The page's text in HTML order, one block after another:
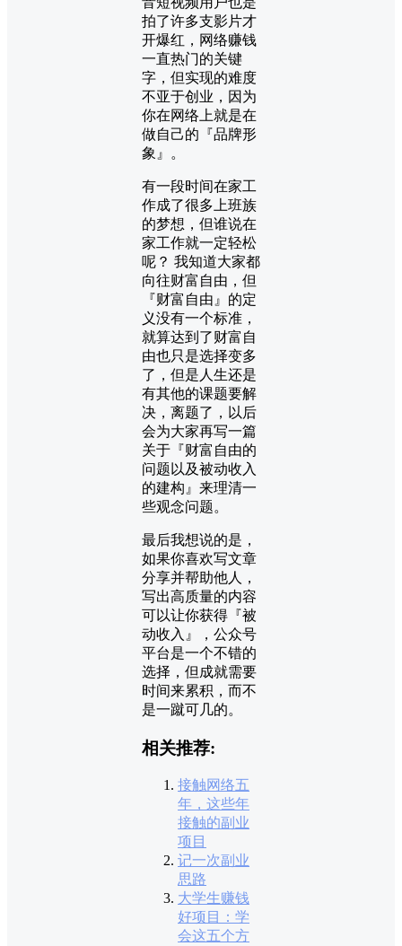
拍了许多支影片才
开爆红，网络赚钱
一直热门的关键
字，但实现的难度
不亚于创业，因为
你在网络上就是在
做自己的『品牌形
象』。
有一段时间在家工
作成了很多上班族
的梦想，但谁说在
家工作就一定轻松
呢？ 我知道大家都
向往财富自由，但
『财富自由』的定
义没有一个标准，
就算达到了财富自
由也只是选择变多
了，但是人生还是
有其他的课题要解
决，离题了，以后
会为大家再写一篇
关于『财富自由的
问题以及被动收入
的建构』来理清一
些观念问题。
最后我想说的是，
如果你喜欢写文章
分享并帮助他人，
写出高质量的内容
可以让你获得『被
动收入』，公众号
平台是一个不错的
选择，但成就需要
时间来累积，而不
是一蹴可几的。
相关推荐:
接触网络五
年，这些年
接触的副业
项目
记一次副业
思路
大学生赚钱
好项目：学
会这五个方